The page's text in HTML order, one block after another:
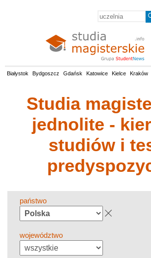
Białystok Bydgoszcz Gdańsk Katowice Kielce Kraków
Studia
jednolite -
studiów i
państwo
województwo